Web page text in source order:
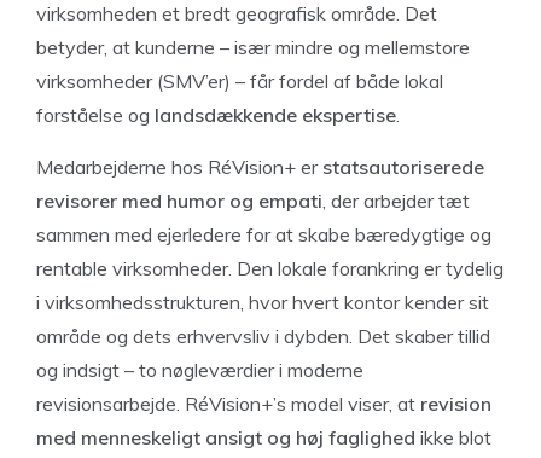
virksomheden et bredt geografisk område. Det
betyder, at kunderne – især mindre og mellemstore
virksomheder (SMV’er) – får fordel af både lokal
forståelse og landsdækkende ekspertise.
Medarbejderne hos RéVision+ er statsautoriserede
revisorer med humor og empati, der arbejder tæt
sammen med ejerledere for at skabe bæredygtige og
rentable virksomheder. Den lokale forankring er tydelig
i virksomhedsstrukturen, hvor hvert kontor kender sit
område og dets erhvervsliv i dybden. Det skaber tillid
og indsigt – to nøgleværdier i moderne
revisionsarbejde. RéVision+’s model viser, at revision
med menneskeligt ansigt og høj faglighed ikke blot